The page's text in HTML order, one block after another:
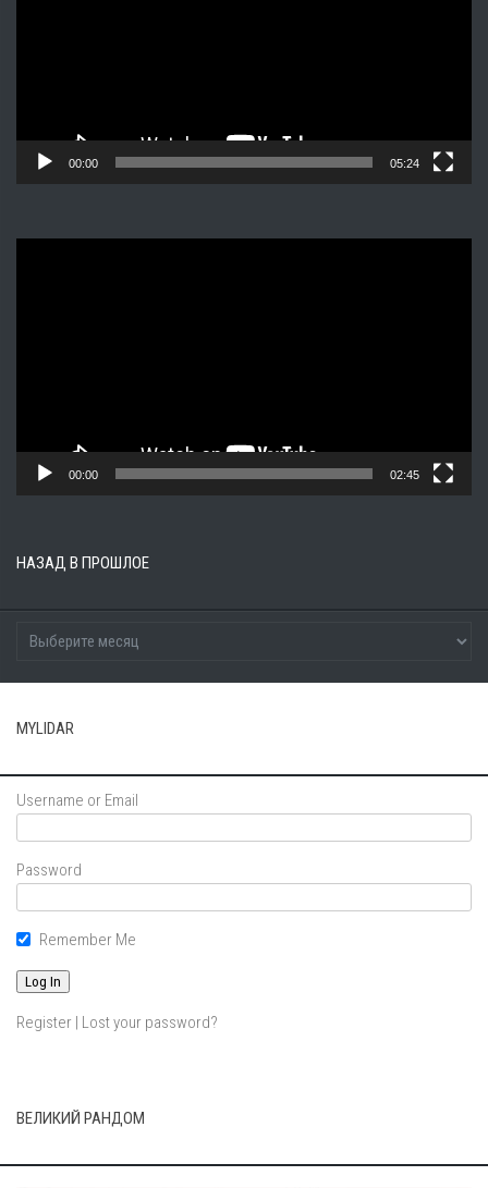
00:00 05:24
00:00 02:45
НАЗАД В ПРОШЛОЕ
MYLIDAR
Username or Email
Password
Remember Me
Register | Lost your password?
ВЕЛИКИЙ РАНДОМ